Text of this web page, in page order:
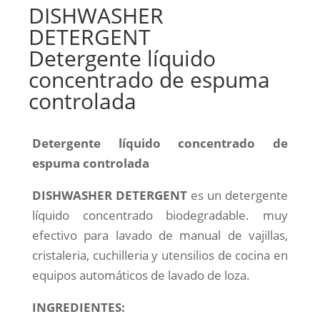
DISHWASHER
DETERGENT
Detergente líquido
concentrado de espuma
controlada
Detergente líquido concentrado de
espuma controlada
DISHWASHER DETERGENTes un detergente
líquido concentrado biodegradable. muy
efectivo para lavado de manual de vajillas,
cristaleria, cuchilleria y utensilios de cocina en
equipos automáticos de lavado de loza.
INGREDIENTES: